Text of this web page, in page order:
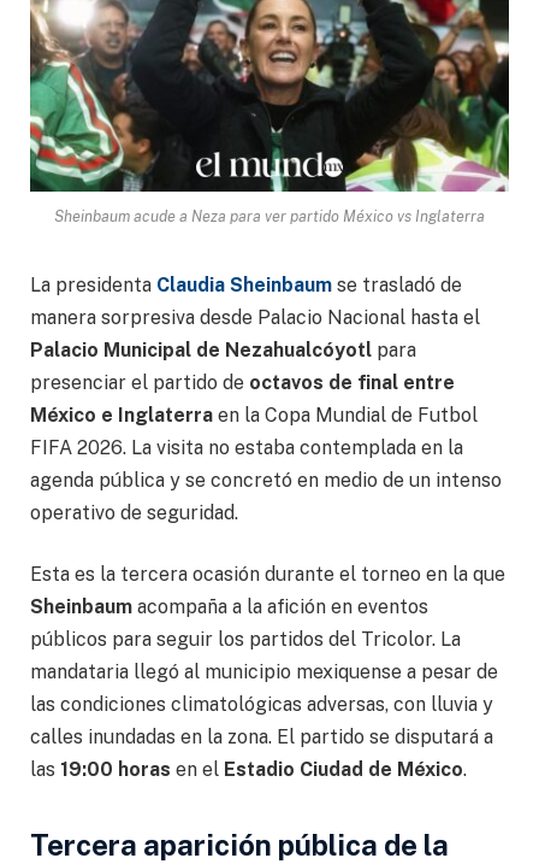
Sheinbaum acude a Neza para ver partido México vs Inglaterra
La presidenta Claudia Sheinbaum se trasladó de
manera sorpresiva desde Palacio Nacional hasta el
Palacio Municipal de Nezahualcóyotl para
presenciar el partido de octavos de final entre
México e Inglaterra en la Copa Mundial de Futbol
FIFA 2026. La visita no estaba contemplada en la
agenda pública y se concretó en medio de un intenso
operativo de seguridad.
Esta es la tercera ocasión durante el torneo en la que
Sheinbaum acompaña a la afición en eventos
públicos para seguir los partidos del Tricolor. La
mandataria llegó al municipio mexiquense a pesar de
las condiciones climatológicas adversas, con lluvia y
calles inundadas en la zona. El partido se disputará a
las 19:00 horas en el Estadio Ciudad de México.
Tercera aparición pública de la